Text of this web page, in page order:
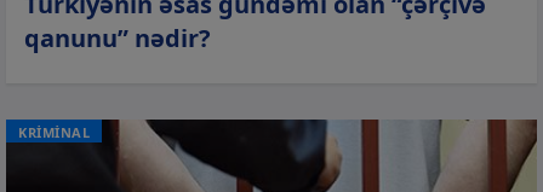
qanunu” nədir?
KRİMİNAL